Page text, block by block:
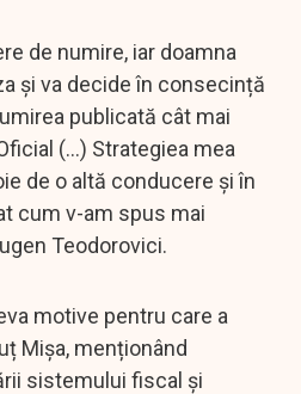
de numire, iar doamna
și va decide în consecință
publicată cât mai
(...) Strategiea mea
de o altă conducere și în
cum v-am spus mai
Teodorovici.
motive pentru care a
Mișa, menționând
sistemului fiscal și